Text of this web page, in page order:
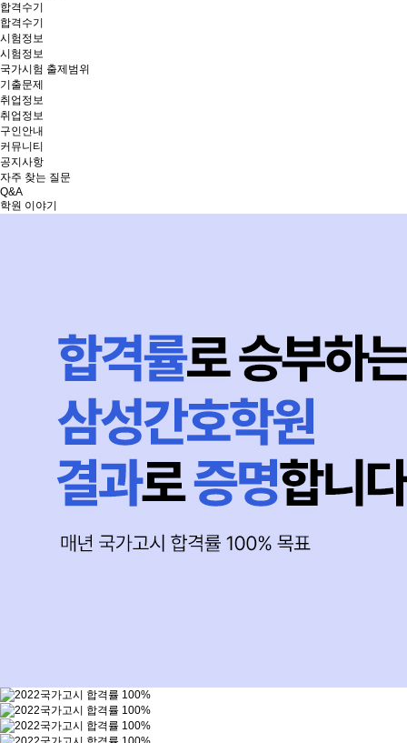
합격수기
합격수기
시험정보
시험정보
국가시험 출제범위
기출문제
취업정보
취업정보
구인안내
커뮤니티
공지사항
자주 찾는 질문
Q&A
학원 이야기